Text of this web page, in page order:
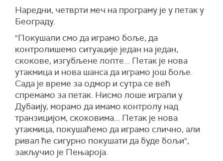
Наредни, четврти меч на програму је у петак у
Београду.
"Покушали смо да играмо боље, да
контролишемо ситуације један на један,
скокове, изгубљене лопте... Петак је нова
утакмица и нова шанса да играмо још боље.
Сада је време за одмор и сутра се већ
спремамо за петак. Нисмо лоше играли у
Дубаију, морамо да имамо контролу над
транзицијом, скоковима... Петак је нова
утакмица, покушаћемо да играмо слично, али
ривал ће сигурно покушати да буде бољи",
закључио је Пењароја.